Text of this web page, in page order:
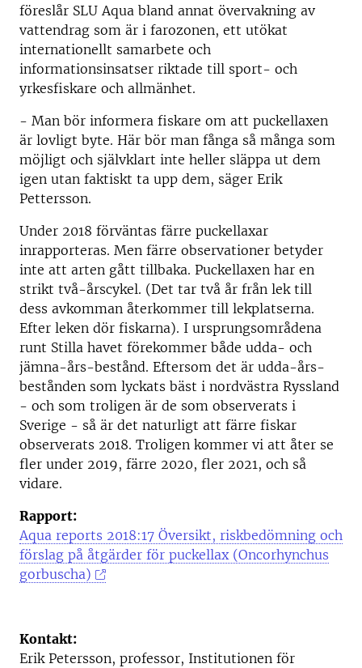
föreslår SLU Aqua bland annat övervakning av
vattendrag som är i farozonen, ett utökat
internationellt samarbete och
informationsinsatser riktade till sport- och
yrkesfiskare och allmänhet.
- Man bör informera fiskare om att puckellaxen
är lovligt byte. Här bör man fånga så många som
möjligt och självklart inte heller släppa ut dem
igen utan faktiskt ta upp dem, säger Erik
Pettersson.
Under 2018 förväntas färre puckellaxar
inrapporteras. Men färre observationer betyder
inte att arten gått tillbaka. Puckellaxen har en
strikt två-årscykel. (Det tar två år från lek till
dess avkomman återkommer till lekplatserna.
Efter leken dör fiskarna). I ursprungsområdena
runt Stilla havet förekommer både udda- och
jämna-års-bestånd. Eftersom det är udda-års-
bestånden som lyckats bäst i nordvästra Ryssland
- och som troligen är de som observerats i
Sverige - så är det naturligt att färre fiskar
observerats 2018. Troligen kommer vi att åter se
fler under 2019, färre 2020, fler 2021, och så
vidare.
Rapport:
Aqua reports 2018:17 Översikt, riskbedömning och
förslag på åtgärder för puckellax (Oncorhynchus
gorbuscha)
Kontakt:
Erik Petersson, professor, Institutionen för